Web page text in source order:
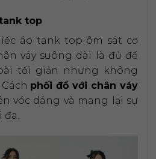
top
áo tank top ôm sát cơ
váy suông dài là đủ để
tối giản nhưng không
phối đồ với chân váy
vóc dáng và mang lại sự
đa.